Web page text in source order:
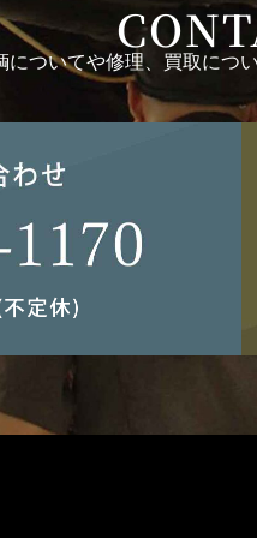
についてや修理、買取につ